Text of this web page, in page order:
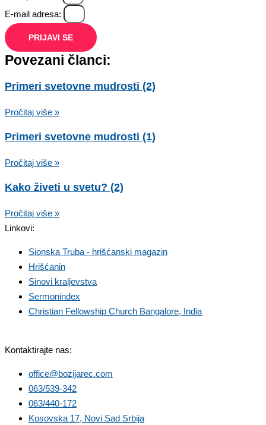
E-mail adresa:
PRIJAVI SE
Povezani članci:
Primeri svetovne mudrosti (2)
Pročitaj više »
Primeri svetovne mudrosti (1)
Pročitaj više »
Kako živeti u svetu? (2)
Pročitaj više »
Linkovi:
Sionska Truba - hrišćanski magazin
Hrišćanin
Sinovi kraljevstva
Sermonindex
Christian Fellowship Church Bangalore, India
Kontaktirajte nas:
office@bozijarec.com
063/539-342
063/440-172
Kosovska 17, Novi Sad Srbija